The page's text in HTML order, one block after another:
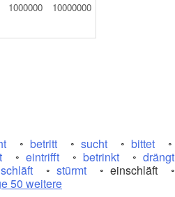
1000000 10000000
betritt sucht bittet
eintrifft betrinkt drängt
schläft stürmt einschläft
50 weitere